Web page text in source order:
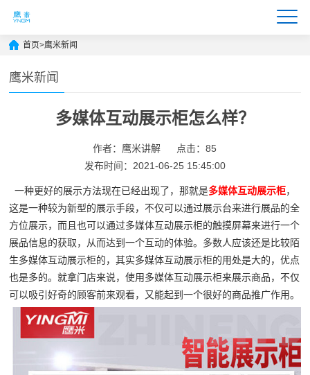
首页>鹰米新闻
鹰米新闻
多媒体互动展示柜怎么样？
作者：鹰米讲解
点击：85
发布时间：2021-06-25 15:45:00
一种更好的展示方法现在已经出现了，那就是多媒体互动展示柜，
这是一种较为新型的展示手段，不仅可以通过展示台来进行展品的全
方位展示，而且也可以通过多媒体互动展示柜的触摸屏幕来进行一个
展品信息的获取，从而达到一个互动的体验。多数人应该还是比较陌
生多媒体互动展示柜的，其实多媒体互动展示柜的用处是大的，优点
也是多的。就拿门店来说，使用多媒体互动展示柜来展示商品，不仅
可以吸引好奇的顾客前来观看，又能起到一个很好的商品推广作用。